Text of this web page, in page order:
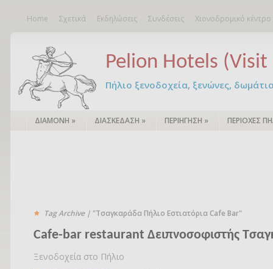
Home Σχετικά Εκδηλώσεις Συνδέσεις Χιονοδρομικό
Pelion Hotels (Visit
Πήλιο ξενοδοχεία, ξενώνες,
ΔΙΑΜΟΝΗ » ΔΙΑΣΚΕΔΑΣΗ » ΠΕΡΙΗΓΗΣΗ » ΠΕΡΙΟΧΕΣ
Tag Archive | "Τσαγκαράδα Πήλιο Εστιατόρια Cafe Bar"
Cafe-bar restaurant Δειπνοσοφιστής
Ξενοδοχεία στο Πήλιο